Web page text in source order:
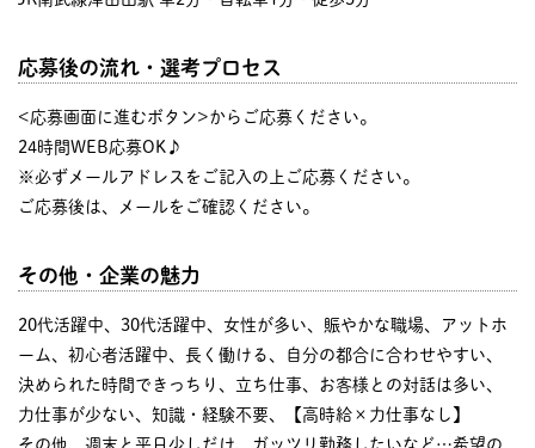
応募後の流れ・選考プロセス
<応募画面に進むボタン>からご応募ください。
24時間WEB応募OK♪
※必ずメールアドレスをご記入の上ご応募ください。
ご応募後は、メールをご確認ください。
その他・企業の魅力
20代活躍中、30代活躍中、女性が多い、賑やかな職場、アットホ
ーム、初心者活躍中、長く働ける、自分の都合に合わせやすい、
決められた時間できっちり、立ち仕事、お客様との対話は多い、
力仕事が少ない、知識・経験不要、【高時給×力仕事なし】
その他、週末と平日少しだけ、ガッツリ勤務したいなど…希望の